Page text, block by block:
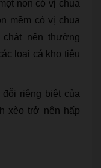
non có vị chua
mềm có vị chua
nên thường
loại cá kho tiêu
riêng biệt của
xèo trở nên hấp